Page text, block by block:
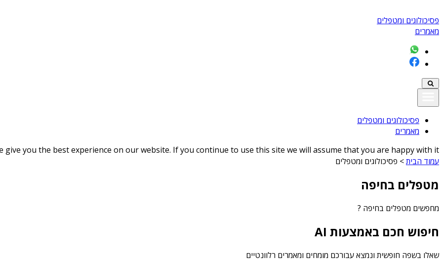
פסיכולוגים ומטפלים
מאמרים
פסיכולוגים ומטפלים
מאמרים
give you the best experience on our website. If you continue to use this site we will assume that you are happy with it
עמוד הבית> פסיכולוגים ומטפלים
מטפלים בחיפה
מחפשים מטפלים בחיפה ?
חיפוש חכם באמצעות AI
שאלו בשפה חופשית ונמצא עבורכם מומחים ומאמרים רלוונטיים